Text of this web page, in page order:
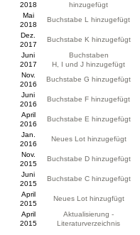
2018
hinzugefügt
Mai
2018
Buchstabe L hinzugefügt
Dez.
2017
Buchstabe K hinzugefügt
Juni
2017
Buchstaben
H, I und J hinzugefügt
Nov.
2016
Buchstabe G hinzugefügt
Juni
2016
Buchstabe F hinzugefügt
April
2016
Buchstabe E hinzugefügt
Jan.
2016
Neues Lot hinzugefügt
Nov.
2015
Buchstabe D hinzugefügt
Juni
2015
Buchstabe C hinzugefügt
April
2015
Neues Lot hinzugfügt
April
2015
Aktualisierung -
Literaturverzeichnis